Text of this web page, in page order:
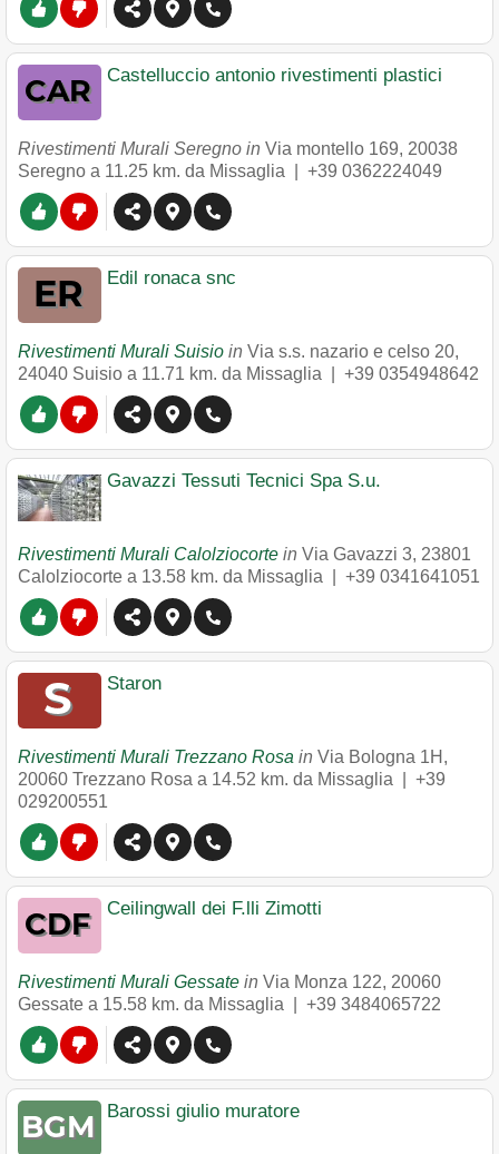
Castelluccio antonio rivestimenti plastici
Rivestimenti Murali Seregno in Via montello 169, 20038
Seregno a 11.25 km. da Missaglia | +39 0362224049
Edil ronaca snc
Rivestimenti Murali Suisio in Via s.s. nazario e celso 20,
24040 Suisio a 11.71 km. da Missaglia | +39 0354948642
Gavazzi Tessuti Tecnici Spa S.u.
Rivestimenti Murali Calolziocorte in Via Gavazzi 3, 23801
Calolziocorte a 13.58 km. da Missaglia | +39 0341641051
Staron
Rivestimenti Murali Trezzano Rosa in Via Bologna 1H ,
20060 Trezzano Rosa a 14.52 km. da Missaglia | +39
029200551
Ceilingwall dei F.lli Zimotti
Rivestimenti Murali Gessate in Via Monza 122, 20060
Gessate a 15.58 km. da Missaglia | +39 3484065722
Barossi giulio muratore